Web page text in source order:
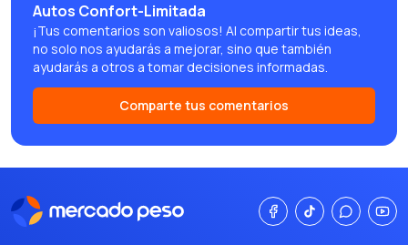
Autos Confort-Limitada
¡Tus comentarios son valiosos! Al compartir tus ideas,
no solo nos ayudarás a mejorar, sino que también
ayudarás a otros a tomar decisiones informadas.
Comparte tus comentarios